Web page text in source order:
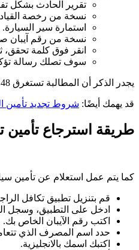
تقرير الحادث بشكل
نسخة من رخصة
استمارة سير السيارة.
نسخة من رقم آيبان
انقر فوق كلمة
سوف تصلك رسالة
يجدر الذكر أن المطالبة تستغرق 48 ساعة خلال المعالجة.
قد يهمك أيضًا: شروط تجديد تأمين
طريقة استرجاع تأمين
كما يتم عمل استعلام عن تأمين
قم بتنزيل تطبيق تكافل
ادخل على التطبيق، وسجل
اكتب رقم الآيبان الخاص بك.
حدد اسم المصرف الذي
اكتبك اسمك بالانجليزية.